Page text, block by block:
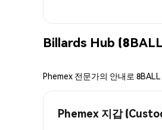
Billards Hub
Phemex 전문가의 안내로
Phemex 지갑